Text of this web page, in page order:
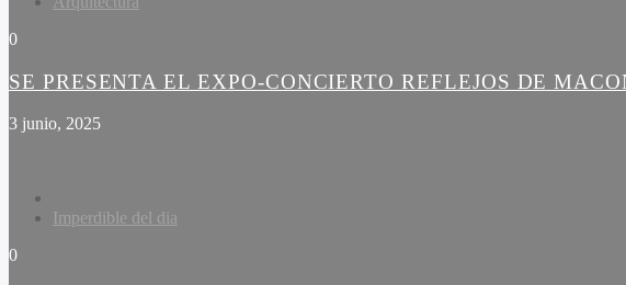
0
SE PRESENTA EL EXPO-CONCIERTO REFLEJOS DE
3 junio, 2025
Imperdible del dia
0